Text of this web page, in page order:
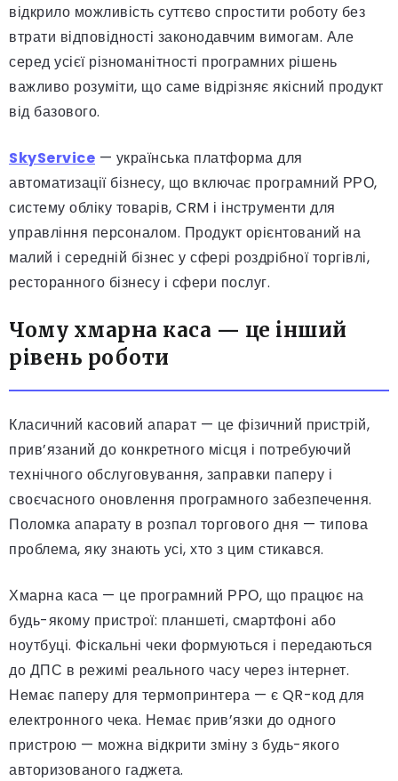
відкрило можливість суттєво спростити роботу без
втрати відповідності законодавчим вимогам. Але
серед усієї різноманітності програмних рішень
важливо розуміти, що саме відрізняє якісний продукт
від базового.
SkyService — українська платформа для
автоматизації бізнесу, що включає програмний РРО,
систему обліку товарів, CRM і інструменти для
управління персоналом. Продукт орієнтований на
малий і середній бізнес у сфері роздрібної торгівлі,
ресторанного бізнесу і сфери послуг.
Чому хмарна каса — це інший
рівень роботи
Класичний касовий апарат — це фізичний пристрій,
прив’язаний до конкретного місця і потребуючий
технічного обслуговування, заправки паперу і
своєчасного оновлення програмного забезпечення.
Поломка апарату в розпал торгового дня — типова
проблема, яку знають усі, хто з цим стикався.
Хмарна каса — це програмний РРО, що працює на
будь-якому пристрої: планшеті, смартфоні або
ноутбуці. Фіскальні чеки формуються і передаються
до ДПС в режимі реального часу через інтернет.
Немає паперу для термопринтера — є QR-код для
електронного чека. Немає прив’язки до одного
пристрою — можна відкрити зміну з будь-якого
авторизованого гаджета.